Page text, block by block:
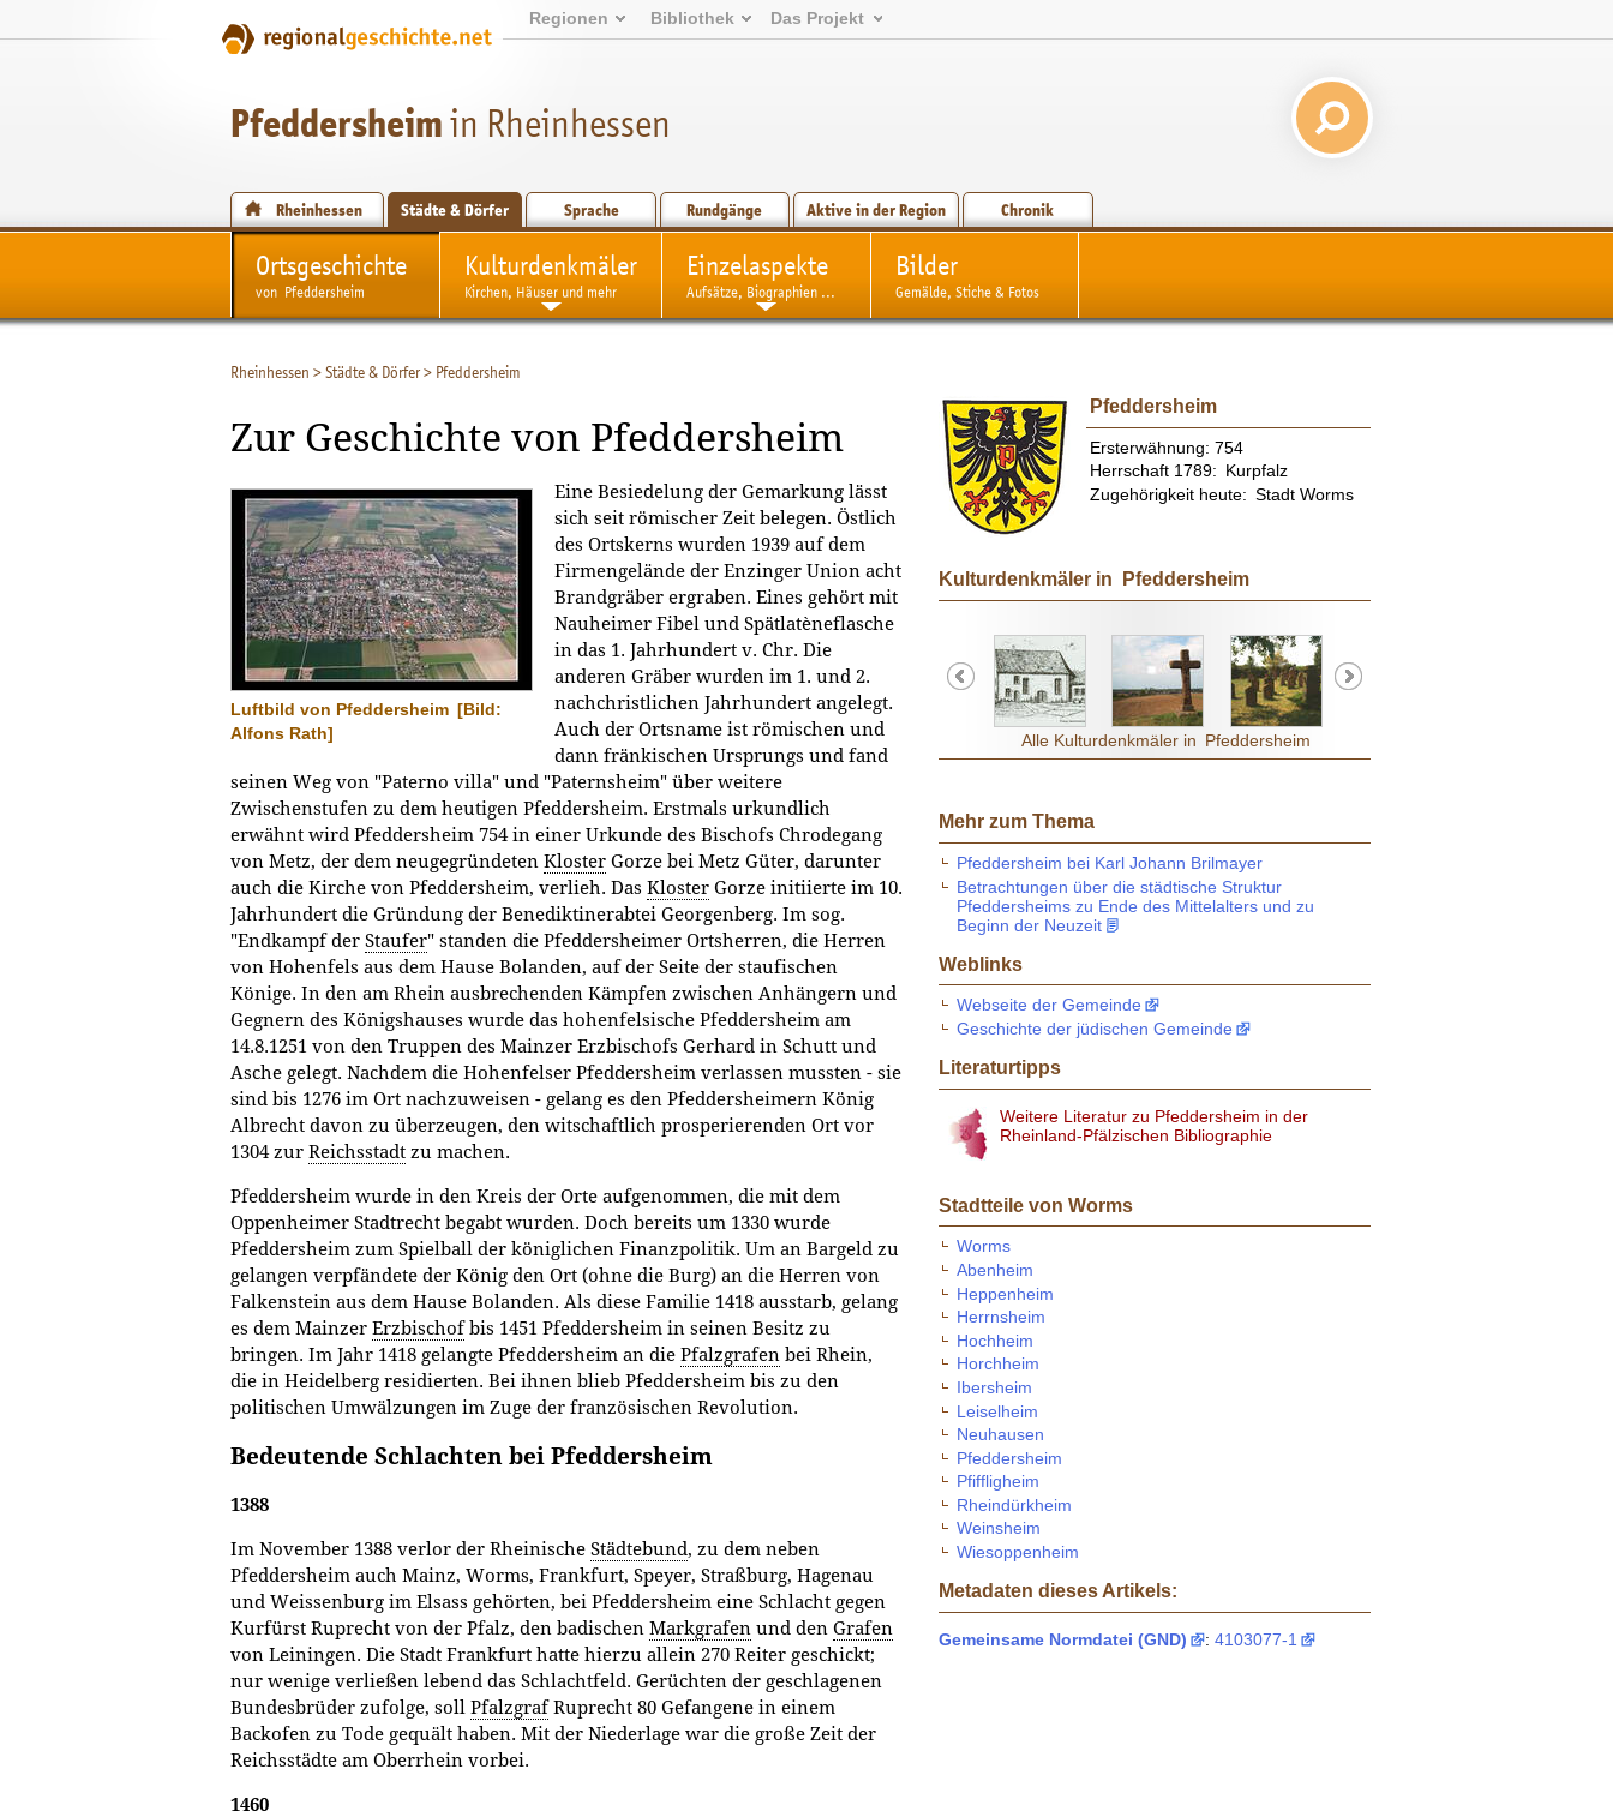
Regionen Bibliothek Das Projekt
Pfeddersheimin Rheinhessen
Rheinhessen Städte & Dörfer Sprache Rundgänge Aktive in der Region Chronik
Ortsgeschichte
von Pfeddersheim
Kulturdenkmäler
Kirchen, Häuser und mehr
Einzelaspekte
Aufsätze, Biographien ...
Bilder
Gemälde, Stiche & Fotos
Rheinhessen >Städte & Dörfer> Pfeddersheim
Zur Geschichte von Pfeddersheim
Luftbild von Pfeddersheim [Bild:
Alfons Rath]
Eine Besiedelung der Gemarkung lässt
sich seit römischer Zeit belegen. Östlich
des Ortskerns wurden 1939 auf dem
Firmengelände der Enzinger Union acht
Brandgräber ergraben. Eines gehört mit
Nauheimer Fibel und Spätlatèneflasche
in das 1. Jahrhundert v. Chr. Die
anderen Gräber wurden im 1. und 2.
nachchristlichen Jahrhundert angelegt.
Auch der Ortsname ist römischen und
dann fränkischen Ursprungs und fand
seinen Weg von "Paterno villa" und "Paternsheim" über weitere
Zwischenstufen zu dem heutigen Pfeddersheim. Erstmals urkundlich
erwähnt wird Pfeddersheim 754 in einer Urkunde des Bischofs Chrodegang
von Metz, der dem neugegründeten Kloster Gorze bei Metz Güter, darunter
auch die Kirche von Pfeddersheim, verlieh. Das Kloster Gorze initiierte im 10.
Jahrhundert die Gründung der Benediktinerabtei Georgenberg. Im sog.
"Endkampf der Staufer" standen die Pfeddersheimer Ortsherren, die Herren
von Hohenfels aus dem Hause Bolanden, auf der Seite der staufischen
Könige. In den am Rhein ausbrechenden Kämpfen zwischen Anhängern und
Gegnern des Königshauses wurde das hohenfelsische Pfeddersheim am
14.8.1251 von den Truppen des Mainzer Erzbischofs Gerhard in Schutt und
Asche gelegt. Nachdem die Hohenfelser Pfeddersheim verlassen mussten - sie
sind bis 1276 im Ort nachzuweisen - gelang es den Pfeddersheimern König
Albrecht davon zu überzeugen, den witschaftlich prosperierenden Ort vor
1304 zur Reichsstadt zu machen.
Pfeddersheim wurde in den Kreis der Orte aufgenommen, die mit dem
Oppenheimer Stadtrecht begabt wurden. Doch bereits um 1330 wurde
Pfeddersheim zum Spielball der königlichen Finanzpolitik. Um an Bargeld zu
gelangen verpfändete der König den Ort (ohne die Burg) an die Herren von
Falkenstein aus dem Hause Bolanden. Als diese Familie 1418 ausstarb, gelang
es dem Mainzer Erzbischofbis 1451 Pfeddersheim in seinen Besitz zu
bringen. Im Jahr 1418 gelangte Pfeddersheim an die Pfalzgrafen bei Rhein,
die in Heidelberg residierten. Bei ihnen blieb Pfeddersheim bis zu den
politischen Umwälzungen im Zuge der französischen Revolution.
Bedeutende Schlachten bei Pfeddersheim
1388
Im November 1388 verlor der Rheinische Städtebund, zu dem neben
Pfeddersheim auch Mainz, Worms, Frankfurt, Speyer, Straßburg, Hagenau
und Weissenburg im Elsass gehörten, bei Pfeddersheim eine Schlacht gegen
Kurfürst Ruprecht von der Pfalz, den badischen Markgrafen und den Grafen
von Leiningen. Die Stadt Frankfurt hatte hierzu allein 270 Reiter geschickt;
nur wenige verließen lebend das Schlachtfeld. Gerüchten der geschlagenen
Bundesbrüder zufolge, soll PfalzgrafRuprecht 80 Gefangene in einem
Backofen zu Tode gequält haben. Mit der Niederlage war die große Zeit der
Reichsstädte am Oberrhein vorbei.
1460
Pfeddersheim
Ersterwähnung: 754
Herrschaft 1789: Kurpfalz
Zugehörigkeit heute: Stadt Worms
Kulturdenkmäler in Pfeddersheim
Alle Kulturdenkmäler in Pfeddersheim
Mehr zum Thema
Pfeddersheim bei Karl Johann Brilmayer
Betrachtungen über die städtische Struktur
Pfeddersheims zu Ende des Mittelalters und zu
Beginn der Neuzeit
Weblinks
Webseite der Gemeinde
Geschichte der jüdischen Gemeinde
Literaturtipps
Weitere Literatur zu Pfeddersheim in der
Rheinland-Pfälzischen Bibliographie
Stadtteile von Worms
Worms
Abenheim
Heppenheim
Herrnsheim
Hochheim
Horchheim
Ibersheim
Leiselheim
Neuhausen
Pfeddersheim
Pfiffligheim
Rheindürkheim
Weinsheim
Wiesoppenheim
Metadaten dieses Artikels:
Gemeinsame Normdatei (GND) :4103077-1